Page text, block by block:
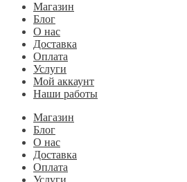
Магазин
Блог
О нас
Доставка
Оплата
Услуги
Мой аккаунт
Наши работы
Магазин
Блог
О нас
Доставка
Оплата
Услуги